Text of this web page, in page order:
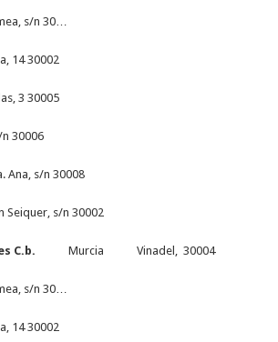
s/n 30…
30002
3 30005
30006
s/n 30008
s/n 30002
C.b. Murcia Vinadel, 30004
s/n 30…
30002